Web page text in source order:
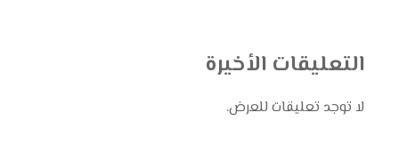
التعليقات الأخيرة
لا توجد تعليقات للعرض.